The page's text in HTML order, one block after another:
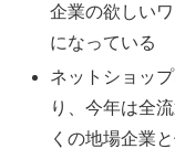
企業の欲しい
になっている
ネットショッ
り、今年は全
くの地場企業